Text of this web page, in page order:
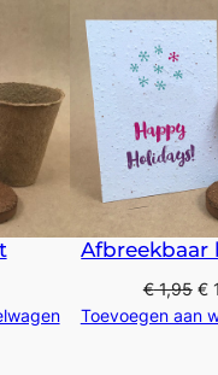
Afbreekbaar
€1,95 €
Toevoegen aan